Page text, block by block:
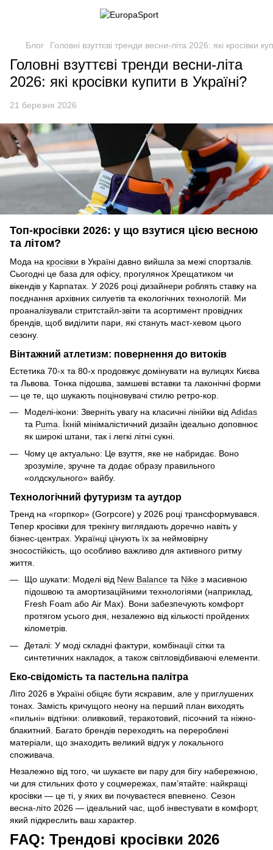
Блог Головні взуттєві тренди весни-літа 2026: які кросівки
Головні взуттєві тренди весни-літа
2026: які кросівки купити в Україні?
21 березня 2026
Топ-кросівки 2026: у що взутися цією весною
та літом?
Мода на кросівки в Україні давно вийшла за межі спортзалів.
Сьогодні це база для офісу, прогулянок Хрещатиком чи
вікендів у Карпатах. У 2026 році дизайнери роблять ставку на
поєднання архівних силуетів та екологічних технологій. Ми
проаналізували стритстайл-звіти та асортимент провідних
брендів, щоб виділити пари, які стануть маст-хевом цього
сезону.
Вінтажний атлетизм: повернення до витоків
Естетика 70-х та 80-х продовжує домінувати на вулицях Києва
та Львова. Тонка підошва, замшеві вставки та лаконічні форми
— це те, що шукають поціновувачі стилю ретро-кор.
Моделі-ікони: Зверніть увагу на класичні лінійки від Adidas
та Puma . Їхній мінімалістичний дизайн ідеально доповнює
як широкі штани, так і легкі літні сукні.
Чому це актуально: Це взуття, яке не набридає. Воно
зрозуміле, зручне та додає образу правильного
«олдскульного» вайбу.
Технологічний футуризм та аутдор
Тренд на «горпкор» (Gorpcore) у 2026 році трансформувався.
Тепер кросівки для трекінгу виглядають доречно навіть у
бізнес-центрах. Українці цінують їх за неймовірну
зносостійкість, що особливо важливо для активного ритму
життя.
Що шукати: Моделі від New Balance та Nike з масивною
підошвою та амортизаційними технологіями (наприклад,
Fresh Foam або Air Max). Вони забезпечують комфорт
протягом усього дня, незалежно від кількості пройдених
кілометрів.
Деталі: У моді складні фактури, комбінації сітки та
синтетичних накладок, а також світловідбиваючі елементи.
Еко-свідомість та пастельна палітра
Літо 2026 в Україні обіцяє бути яскравим, але у приглушених
тонах. Замість кричущого неону на перший план виходять
«пильні» відтінки: оливковий, теракотовий, пісочний та ніжно-
блакитний. Багато брендів переходять на перероблені
матеріали, що знаходить великий відгук у локального
споживача.
Незалежно від того, чи шукаєте ви пару для бігу набережною,
чи для стильних фото у соцмережах, пам’ятайте: найкращі
кросівки — це ті, у яких ви почуваєтеся впевнено. Сезон
весна-літо 2026 — ідеальний час, щоб інвестувати в комфорт,
який підкреслить ваш характер.
FAQ: Трендові кросівки 2026